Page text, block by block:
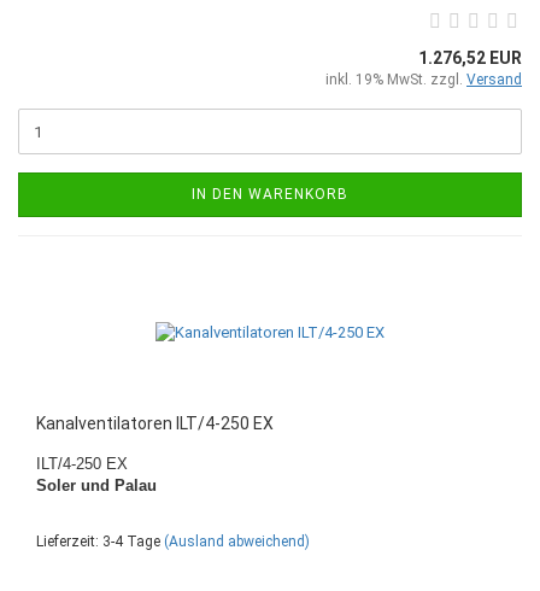
1.276,52 EUR
inkl. 19% MwSt. zzgl. Versand
IN DEN WARENKORB
Kanalventilatoren ILT/4-250 EX
ILT/4-250 EX
Soler und Palau
Lieferzeit: 3-4 Tage (Ausland abweichend)